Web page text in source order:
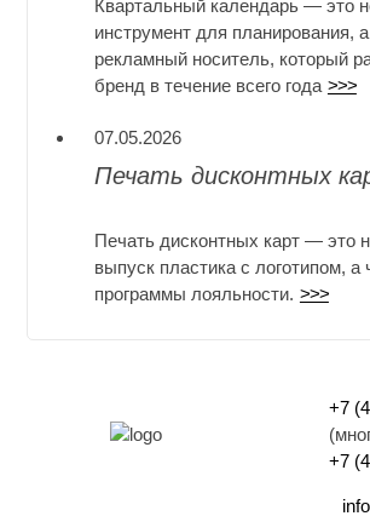
Квартальный календарь — это
инструмент для планирования,
рекламный носитель, который
бренд в течение всего года >>>
07.05.2026
Печать дисконтных
Печать дисконтных карт — это
выпуск пластика с логотипом, а
программы лояльности. >>>
+7
+7